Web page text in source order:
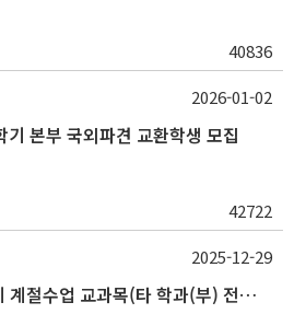
40836
본부 국외파견 교환학생 모집
42722
2026-01-02
(~1/8) 2025학년도 동계 계절수업 교과목(타 학과(부) 전공 및 교양) 성적평가방법 선택제 신청 안내
2025-12-29